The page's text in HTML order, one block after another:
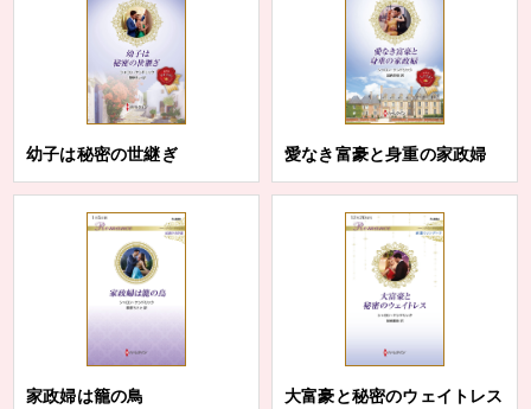
幼子は秘密の世継ぎ 愛なき富豪と身重の家政婦
家政婦は籠の鳥 大富豪と秘密のウェイトレス